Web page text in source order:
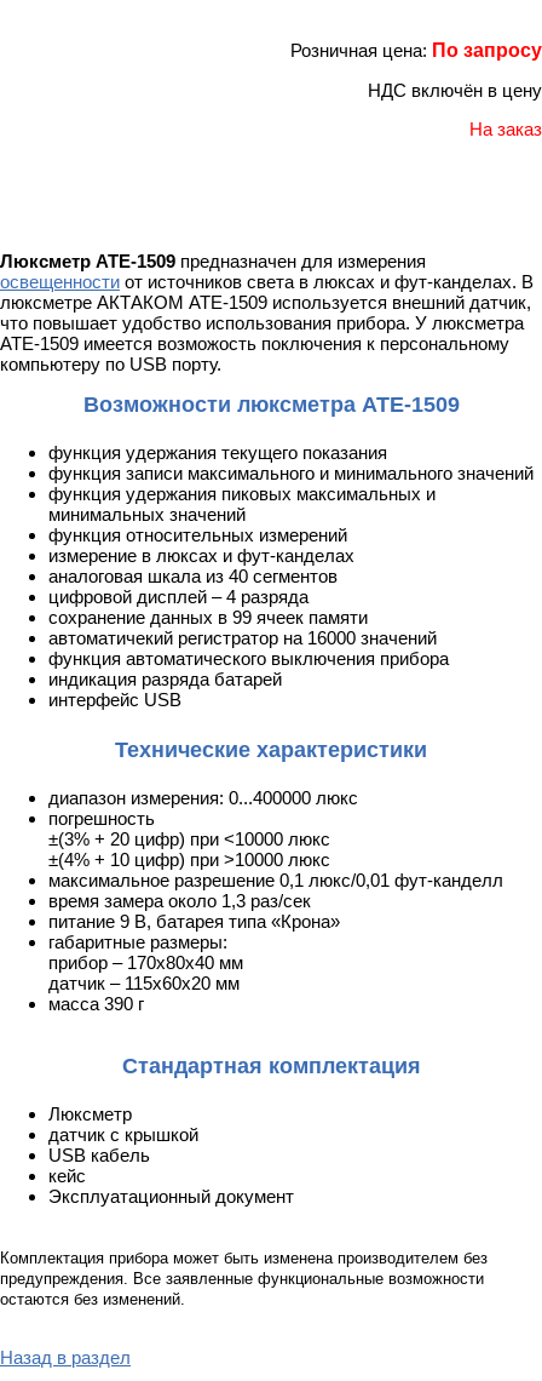
Розничная цена: По запросу
НДС включён в цену
На заказ
Люксметр АТЕ-1509 предназначен для измерения
освещенности от источников света в люксах и фут-канделах. В
люксметре АКТАКОМ АТЕ-1509 используется внешний датчик,
что повышает удобство использования прибора. У люксметра
АТЕ-1509 имеется возможость поключения к персональному
компьютеру по USB порту.
Возможности люксметра АТЕ-1509
функция удержания текущего показания
функция записи максимального и минимального значений
функция удержания пиковых максимальных и
минимальных значений
функция относительных измерений
измерение в люксах и фут-канделах
аналоговая шкала из 40 сегментов
цифровой дисплей – 4 разряда
сохранение данных в 99 ячеек памяти
автоматичекий регистратор на 16000 значений
функция автоматического выключения прибора
индикация разряда батарей
интерфейс USB
Технические характеристики
диапазон измерения: 0...400000 люкс
погрешность
±(3% + 20 цифр) при <10000 люкс
±(4% + 10 цифр) при >10000 люкс
максимальное разрешение 0,1 люкс/0,01 фут-канделл
время замера около 1,3 раз/сек
питание 9 В, батарея типа «Крона»
габаритные размеры:
прибор – 170х80х40 мм
датчик – 115х60х20 мм
масса 390 г
Стандартная комплектация
Люксметр
датчик с крышкой
USB кабель
кейс
Эксплуатационный документ
Комплектация прибора может быть изменена производителем без
предупреждения. Все заявленные функциональные возможности
остаются без изменений.
Назад в раздел